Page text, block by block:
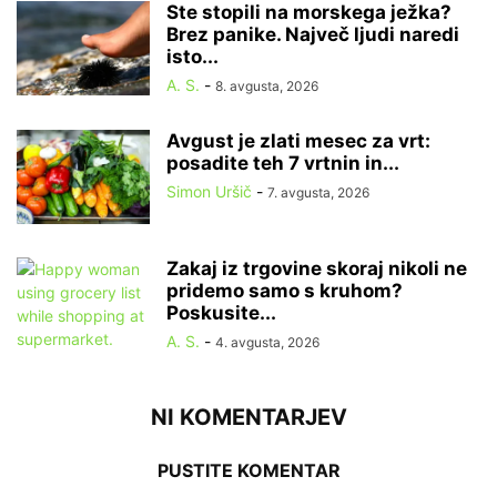
Ste stopili na morskega ježka?
Brez panike. Največ ljudi naredi
isto...
A. S. - 8. avgusta, 2026
Avgust je zlati mesec za vrt:
posadite teh 7 vrtnin in...
Simon Uršič - 7. avgusta, 2026
Zakaj iz trgovine skoraj nikoli ne
pridemo samo s kruhom?
Poskusite...
A. S. - 4. avgusta, 2026
NI KOMENTARJEV
PUSTITE KOMENTAR